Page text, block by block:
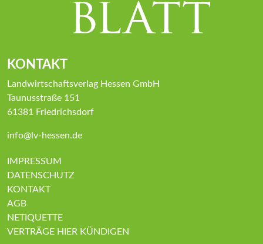
KONTAKT
Landwirtschaftsverlag Hessen GmbH
Taunusstraße 151
61381 Friedrichsdorf
info@lv-hessen.de
IMPRESSUM
DATENSCHUTZ
KONTAKT
AGB
NETIQUETTE
VERTRÄGE HIER KÜNDIGEN